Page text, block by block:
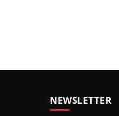
NEWSLETTER